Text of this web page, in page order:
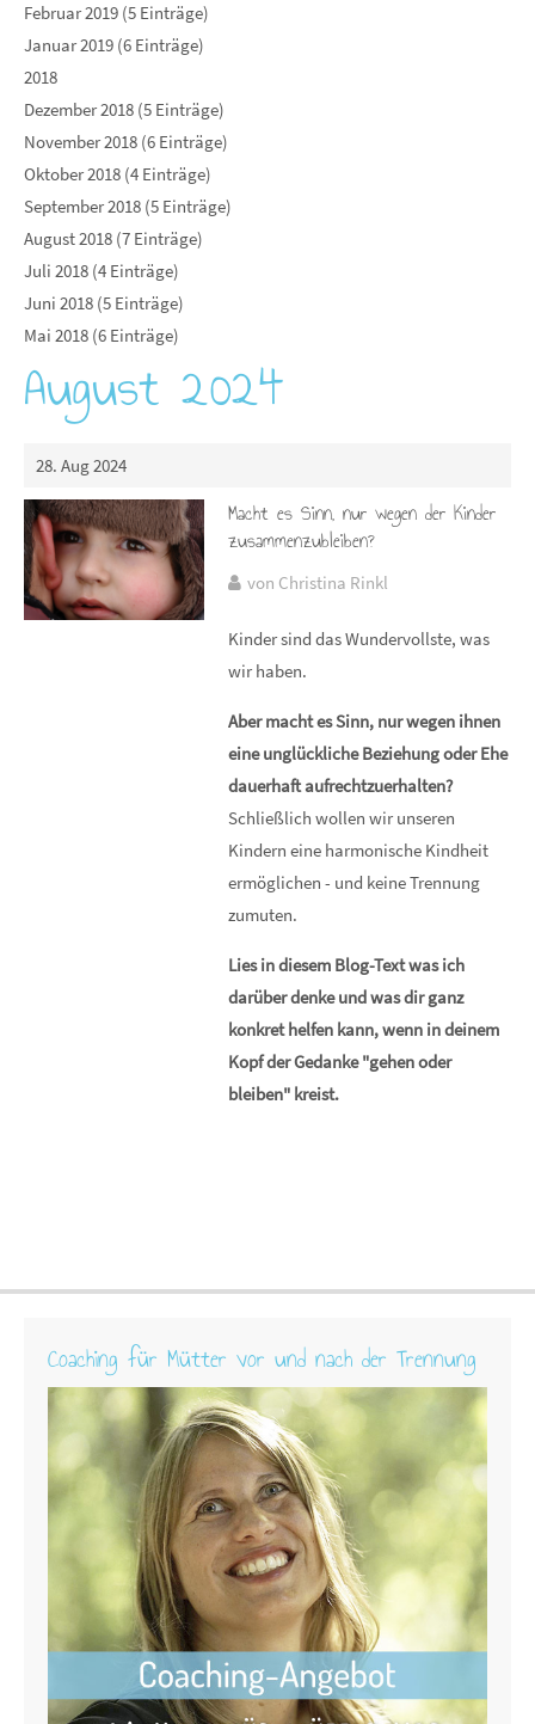
Februar 2019 (5 Einträge)
Januar 2019 (6 Einträge)
2018
Dezember 2018 (5 Einträge)
November 2018 (6 Einträge)
Oktober 2018 (4 Einträge)
September 2018 (5 Einträge)
August 2018 (7 Einträge)
Juli 2018 (4 Einträge)
Juni 2018 (5 Einträge)
Mai 2018 (6 Einträge)
August 2024
28. Aug 2024
Macht es Sinn, nur wegen der Kinder
zusammenzubleiben?
von Christina Rinkl
Kinder sind das Wundervollste, was
wir haben.
Aber macht es Sinn, nur wegen ihnen
eine unglückliche Beziehung oder Ehe
dauerhaft aufrechtzuerhalten?
Schließlich wollen wir unseren
Kindern eine harmonische Kindheit
ermöglichen - und keine Trennung
zumuten.
Lies in diesem Blog-Text was ich
darüber denke und was dir ganz
konkret helfen kann, wenn in deinem
Kopf der Gedanke "gehen oder
bleiben" kreist.
Coaching für Mütter vor und nach der Trennung